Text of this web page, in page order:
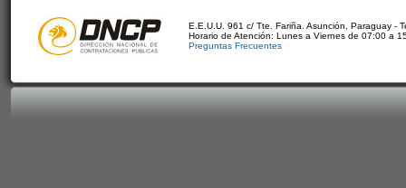
E.E.U.U. 961 c/ Tte. Fariña. Asunción, Paraguay -
Horario de Atención: Lunes a Viernes de 07:00 a
Preguntas Frecuentes